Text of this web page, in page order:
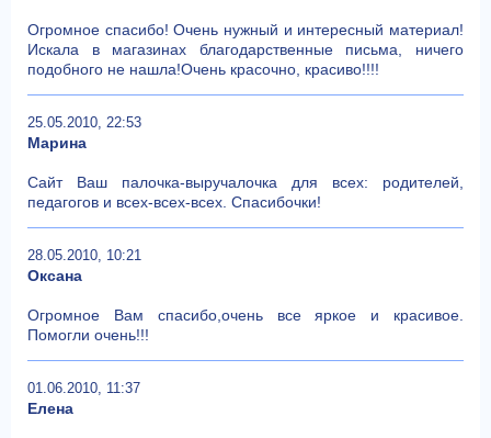
Огромное спасибо! Очень нужный и интересный материал!
Искала в магазинах благодарственные письма, ничего
подобного не нашла!Очень красочно, красиво!!!!
25.05.2010, 22:53
Марина
Сайт Ваш палочка-выручалочка для всех: родителей,
педагогов и всех-всех-всех. Спасибочки!
28.05.2010, 10:21
Оксана
Огромное Вам спасибо,очень все яркое и красивое.
Помогли очень!!!
01.06.2010, 11:37
Елена